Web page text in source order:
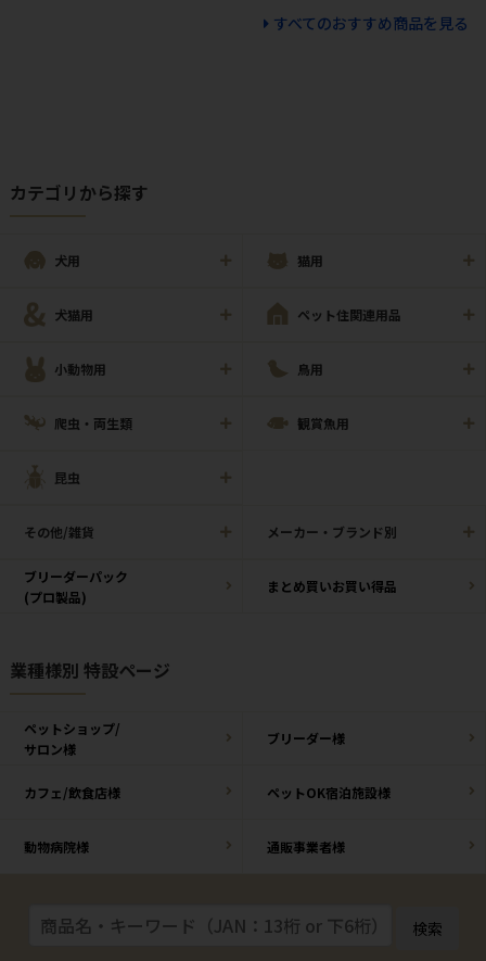
すべてのおすすめ商品を見る
カテゴリから探す
犬用 猫用
犬猫用 ペット住関連用品
小動物用 鳥用
爬虫・両生類 観賞魚用
昆虫
その他/雑貨 メーカー・ブランド別
ブリーダーパック
(プロ製品)
まとめ買いお買い得品
業種様別 特設ページ
ペットショップ/
サロン様
ブリーダー様
カフェ/飲食店様 ペットOK宿泊施設様
動物病院様 通販事業者様
検索